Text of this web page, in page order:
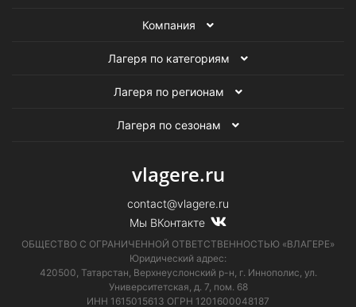
Компания
Лагеря по категориям
Лагеря по регионам
Лагеря по сезонам
vlagere.ru
contact@vlagere.ru
Мы ВКонтакте
ОБЩЕСТВО С ОГРАНИЧЕННОЙ ОТВЕТСТВЕННОСТЬЮ «ВЛАГЕРЕ»
Юридический адрес:
420500, Татарстан, Верхнеуслонский р-н, г. Иннополис, ул.
Университетская, д. 7, пом. 68
ИНН 1615015613 ОГРН 1201600048187